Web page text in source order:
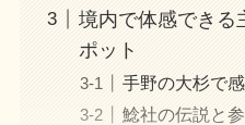
境内で体感できる
ポット
手野の大杉で
鯰社の伝説と